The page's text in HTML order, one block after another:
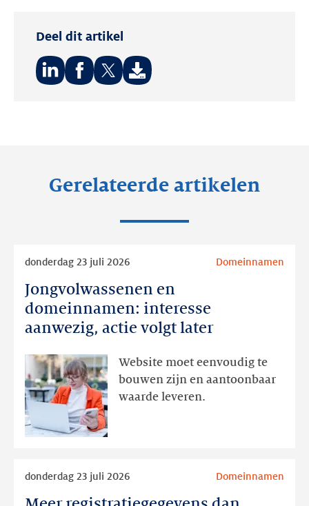
Deel dit artikel
Gerelateerde artikelen
Jongvolwassenen en
domeinnamen: interesse
aanwezig, actie volgt later
donderdag 23 juli 2026 Domeinnamen
Website moet eenvoudig te
bouwen zijn en aantoonbaar
waarde leveren.
Jongvolwassenen
aanwezig,
actie
volgt
later
donderdag 23 juli 2026 Domeinnamen
Meer